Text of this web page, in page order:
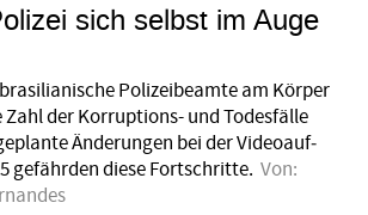
sich selbst im Auge
Polizeibeamte am Körper
der Korruptions- und Todesfälle
Änderungen bei der Videoauf­
gefährden diese Fortschritte. Von: